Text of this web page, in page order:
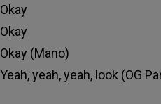
Okay
Okay
Okay (Mano)
Yeah, yeah, yeah, look (OG